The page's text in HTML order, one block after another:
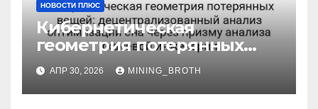
НОВОСТИ ПЛЮС
Кибернетическая
геометрия потерянных
вещей:
децентрализованный
анализ оптимизации сна
АПР 30, 2026 MINING_BROTH